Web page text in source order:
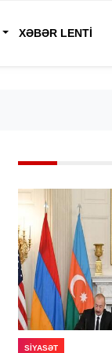
XƏBƏR LENTI
SIYASƏT